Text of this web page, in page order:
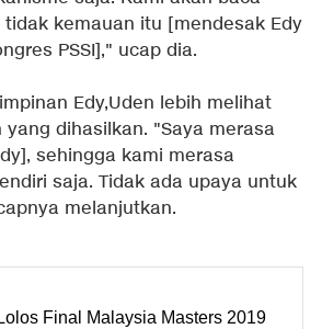
kemauan itu [mendesak Edy
PSSI]," ucap dia.
Edy,Uden lebih melihat
dihasilkan. "Saya merasa
sehingga kami merasa
saja. Tidak ada upaya untuk
melanjutkan.
Final Malaysia Masters 2019